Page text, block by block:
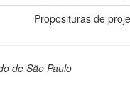
Proposituras de
de São Paulo